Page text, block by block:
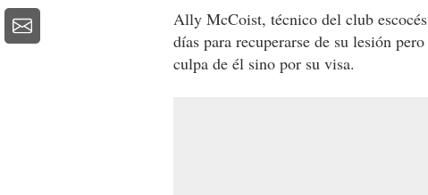
Ally McCoist, técnico del club
días para recuperarse de su lesión
culpa de él sino por su visa.